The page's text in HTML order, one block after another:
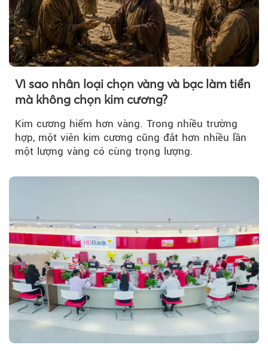
Vì sao nhân loại chọn vàng và bạc làm tiền
mà không chọn kim cương?
Kim cương hiếm hơn vàng. Trong nhiều trường
hợp, một viên kim cương cũng đắt hơn nhiều lần
một lượng vàng có cùng trọng lượng.